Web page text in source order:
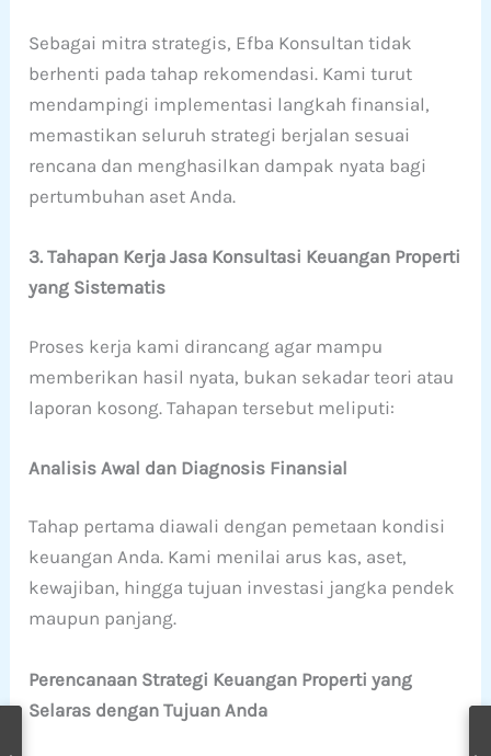
Sebagai mitra strategis, Efba Konsultan tidak
berhenti pada tahap rekomendasi. Kami turut
mendampingi implementasi langkah finansial,
memastikan seluruh strategi berjalan sesuai
rencana dan menghasilkan dampak nyata bagi
pertumbuhan aset Anda.
3. Tahapan Kerja Jasa Konsultasi Keuangan Properti
yang Sistematis
Proses kerja kami dirancang agar mampu
memberikan hasil nyata, bukan sekadar teori atau
laporan kosong. Tahapan tersebut meliputi:
Analisis Awal dan Diagnosis Finansial
Tahap pertama diawali dengan pemetaan kondisi
keuangan Anda. Kami menilai arus kas, aset,
kewajiban, hingga tujuan investasi jangka pendek
maupun panjang.
Perencanaan Strategi Keuangan Properti yang
Selaras dengan Tujuan Anda